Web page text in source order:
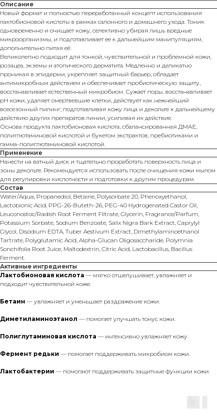
Описание
Новый формат и полностью переработанный концепт использования
лактобионовой кислоты в рамках салонного и домашнего ухода. Тоник
одновременно и очищает кожу, селективно убирая лишь вредные
микроорганизмы, и подготавливает ее к дальнейшим манипуляциям,
дополнительно питая её.
Великолепно подходит для тонкой, чувствительной и проблемной кожи,
розацеа, экземы и атопического дерматита. Медленно и деликатно
проникая в эпидерми, укрепляет защитный барьер, обладает
антимикробным действием и обеспечивает пробиотическую защиту,
восстанавливает естественный микробиом. Сужает поры, восстанавливает
pH кожи, удаляет омертвевшие клетки, действует как нежнейший
всесезонный пилинг, подготавливая кожу лица и декольте к дальнейшему
действию других препаратов линии, усиливая их действие.
Основа продукта лактобионовая кислота, сбалансированная ДМАЕ,
полиглютаминовой кислотой и букетом экстрактов, пребиотиками и
гамма-полиглютаминовой кислотой.
Применение
Нанести на ватный диск и тщательно проработать поверхность лица и
зоны декольте. Рекомендуется использовать после очищения кожи мылом
для регулировки кислотности и подготовки к другим процедурам.
Состав
Water/Aqua, Propanediol, Betaine, Polysorbate 20, Phenoxyethanol,
Lactobionic Acid, PPG-26-Buteth-26, PEG-40 Hydrogenated Castor Oil,
Leuconostoc/Radish Root Ferment Filtrate, Glycerin, Fragrance/Parfum,
Potassium Sorbate, Sodium Benzoate, Salix Nigra Bark Extract, Caprylyl
Glycol, Disodium EDTA, Tuber Aestivum Extract, Dimethylaminoethanol
Tartrate, Polyglutamic Acid, Alpha-Glucan Oligosaccharide, Polymnia
Sonchifolia Root Juice, Maltodextrin, Citric Acid, Lactobacillus, Bacillus
Ferment.
Активные ингредиенты
Лактобионовая кислота — мягко отшелушивает, увлажняет и
подходит чувствительной коже.
Бетаин — увлажняет и уменьшает раздражение кожи.
Диметиламиноэтанол — помогает улучшать тонус кожи.
Полиглутаминовая кислота — интенсивно увлажняет кожу.
Фермент редьки — помогает поддерживать микробиом кожи.
Лактобактерии — помогают поддерживать защитные функции кожи.